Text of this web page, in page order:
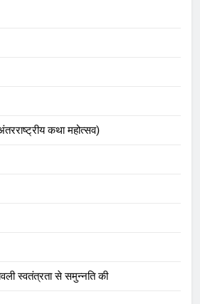
कथा महोत्सव)
स्वतंत्रता से समुन्नति की